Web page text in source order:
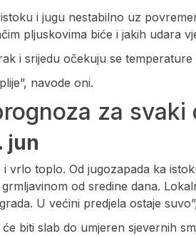
i jugu nestabilno uz
pljuskovima biće i jakih udara
i srijedu očekuju se
navode oni.
za svaki
jun
i vrlo toplo. Od jugozapada ka
od sredine dana.
U većini predjela ostaje
biti slab do umjeren sjevernih